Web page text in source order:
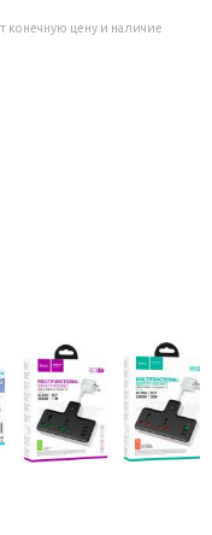
конечную цену и наличие